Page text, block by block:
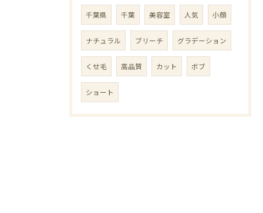
千葉県 千葉 美容室 人気 小顔
ナチュラル ブリーチ グラデーション
くせ毛 高品質 カット ボブ
ショート